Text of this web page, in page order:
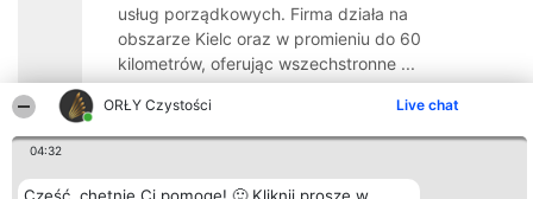
ORŁY Czystości Live chat
04:32
usług porządkowych. Firma działa na
obszarze Kielc oraz w promieniu do 60
kilometrów, oferując wszechstronne ...
9.8
Organizator plebiscytu Plebiscyt Kontakt